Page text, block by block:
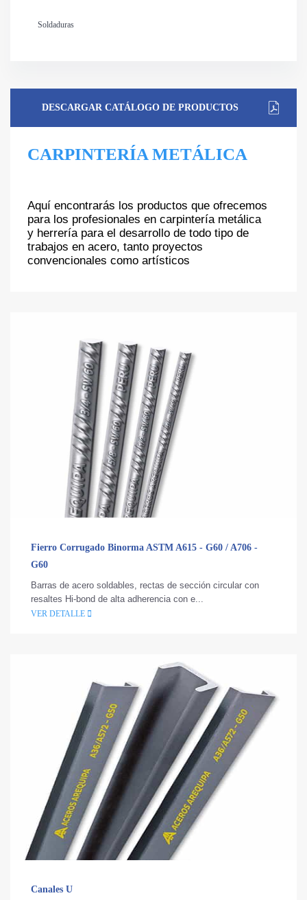
Soldaduras
DESCARGAR CATÁLOGO DE PRODUCTOS
CARPINTERÍA METÁLICA
Aquí encontrarás los productos que ofrecemos
para los profesionales en carpintería metálica
y herrería para el desarrollo de todo tipo de
trabajos en acero, tanto proyectos
convencionales como artísticos
Fierro Corrugado Binorma ASTM A615 - G60 / A706 -
G60
Barras de acero soldables, rectas de sección circular con
resaltes Hi-bond de alta adherencia con e...
VER DETALLE
Canales U